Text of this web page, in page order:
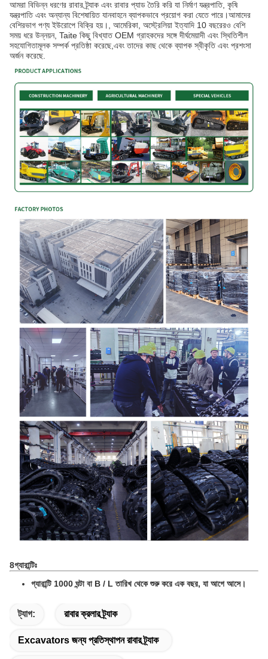
আমরা বিভিন্ন ধরণের রাবার ট্র্যাক এবং রাবার প্যাড তৈরি করি যা নির্মাণ যন্ত্রপাতি, কৃষি
যন্ত্রপাতি এবং অন্যান্য বিশেষায়িত যানবাহনে ব্যাপকভাবে প্রয়োগ করা যেতে পারে।আমাদের
বেশিরভাগ পণ্য ইউরোপে বিক্রি হয়।, আমেরিকা, অস্ট্রেলিয়া ইত্যাদি 10 বছরেরও বেশি
সময় ধরে উন্নয়ন, Taite কিছু বিখ্যাত OEM গ্রাহকদের সঙ্গে দীর্ঘমেয়াদী এবং স্থিতিশীল
সহযোগিতামূলক সম্পর্ক প্রতিষ্ঠা করেছে,এবং তাদের কাছ থেকে ব্যাপক স্বীকৃতি এবং প্রশংসা
অর্জন করেছে.
8গ্যারান্টিঃ
গ্যারান্টি 1000 ঘন্টা বা B / L তারিখ থেকে শুরু করে এক বছর, যা আগে আসে।
ট্যাগ: রাবার ক্রলার ট্র্যাক
Excavators জন্য প্রতিস্থাপন রাবার ট্র্যাক